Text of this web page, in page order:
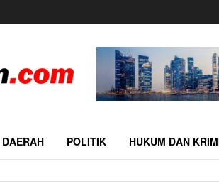
DAERAH POLITIK HUKUM DAN